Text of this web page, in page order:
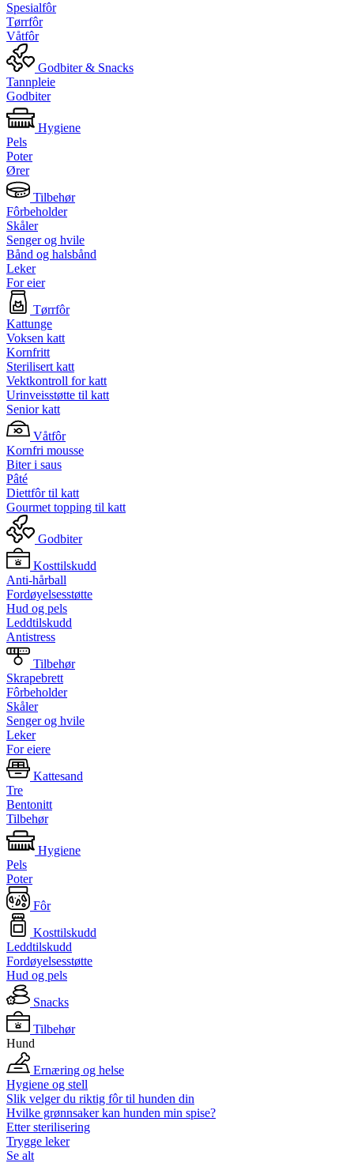
Spesialfôr
Tørrfôr
Våtfôr
Godbiter & Snacks
Tannpleie
Godbiter
Hygiene
Pels
Poter
Ører
Tilbehør
Fôrbeholder
Skåler
Senger og hvile
Bånd og halsbånd
Leker
For eier
Tørrfôr
Kattunge
Voksen katt
Kornfritt
Sterilisert katt
Vektkontroll for katt
Urinveisstøtte til katt
Senior katt
Våtfôr
Kornfri mousse
Biter i saus
Pâté
Diettfôr til katt
Gourmet topping til katt
Godbiter
Kosttilskudd
Anti-hårball
Fordøyelsesstøtte
Hud og pels
Leddtilskudd
Antistress
Tilbehør
Skrapebrett
Fôrbeholder
Skåler
Senger og hvile
Leker
For eiere
Kattesand
Tre
Bentonitt
Tilbehør
Hygiene
Pels
Poter
Fôr
Kosttilskudd
Leddtilskudd
Fordøyelsesstøtte
Hud og pels
Snacks
Tilbehør
Hund
Ernæring og helse
Hygiene og stell
Slik velger du riktig fôr til hunden din
Hvilke grønnsaker kan hunden min spise?
Etter sterilisering
Trygge leker
Se alt